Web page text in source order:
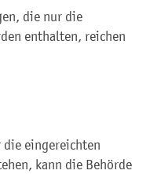
die nur die
enthalten, reichen
eingereichten
kann die Behörde